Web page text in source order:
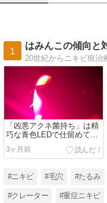
1
はみんこの傾向と
「凶悪アクネ菌持ち」は精
巧な青色LEDで仕留めてお
3ヶ月前
#ニキビ #毛穴 #たるみ
#クレーター #重症ニキビ